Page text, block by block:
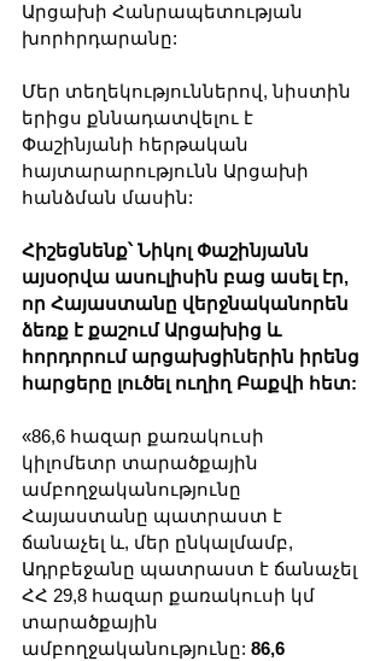
Արցախի Հանրապետության
խորհրդարանը:
Մեր տեղեկություններով, նիստին
երիցս քննադատվելու է
Փաշինյանի հերթական
հայտարարությունն Արցախի
հանձման մասին:
Հիշեցնենք՝ Նիկոլ Փաշինյանն
այսօրվա ասուլիսին բաց ասել էր,
որ Հայաստանը վերջնականորեն
ձեռք է քաշում Արցախից և
հորդորում արցախցիներին իրենց
հարցերը լուծել ուղիղ Բաքվի հետ:
«86,6 հազար քառակուսի
կիլոմետր տարածքային
ամբողջականությունը
Հայաստանը պատրաստ է
ճանաչել և, մեր ընկալմամբ,
Ադրբեջանը պատրաստ է ճանաչել
ՀՀ 29,8 հազար քառակուսի կմ
տարածքային
ամբողջականությունը: 86,6